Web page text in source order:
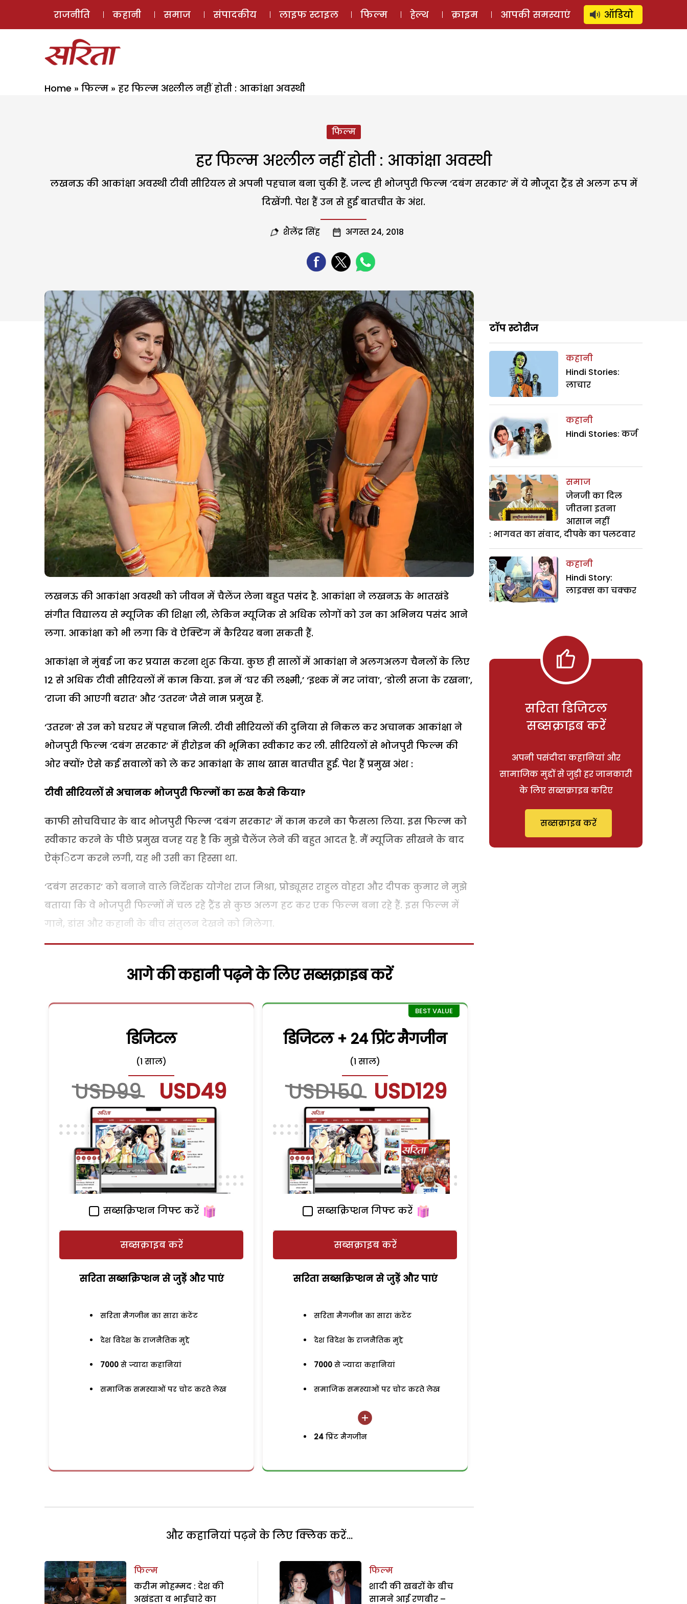
ई-मैगज़ीन ऑडियो स्टोरी लॉग इन ⚲ SUBSCRIBE
राजनीति कहानी समाज संपादकीय लाइफ स्टाइल फिल्म हेल्थ क्राइम आपकी समस्याएं ऑडियो
Home » फिल्म » हर फिल्म अश्लील नहीं होती : आकांक्षा अवस्थी
फिल्म
हर फिल्म अश्लील नहीं होती : आकांक्षा अवस्थी
लखनऊ की आकांक्षा अवस्थी टीवी सीरियल से अपनी पहचान बना चुकी हैं. जल्द ही भोजपुरी फिल्म ‘दबंग सरकार’ में ये मौजूदा ट्रैंड से अलग रूप में
दिखेंगी. पेश हैं उन से हुई बातचीत के अंश.
शैलेंद्र सिंह अगस्त 24, 2018
लखनऊ की आकांक्षा अवस्थी को जीवन में चैलेंज लेना बहुत पसंद है. आकांक्षा ने लखनऊ के भातखंडे
संगीत विद्यालय से म्यूजिक की शिक्षा ली, लेकिन म्यूजिक से अधिक लोगों को उन का अभिनय पसंद आने
लगा. आकांक्षा को भी लगा कि वे ऐक्टिंग में कैरियर बना सकती हैं.
आकांक्षा ने मुंबई जा कर प्रयास करना शुरू किया. कुछ ही सालों में आकांक्षा ने अलगअलग चैनलों के लिए
12 से अधिक टीवी सीरियलों में काम किया. इन में ‘घर की लक्ष्मी,’ ‘इश्क में मर जांवा’, ‘डोली सजा के रखना’,
‘राजा की आएगी बरात’ और ‘उतरन’ जैसे नाम प्रमुख हैं.
‘उतरन’ से उन को घरघर में पहचान मिली. टीवी सीरियलों की दुनिया से निकल कर अचानक आकांक्षा ने
भोजपुरी फिल्म ‘दबंग सरकार’ में हीरोइन की भूमिका स्वीकार कर ली. सीरियलों से भोजपुरी फिल्म की
ओर क्यों? ऐसे कई सवालों को ले कर आकांक्षा के साथ खास बातचीत हुई. पेश हैं प्रमुख अंश :
टीवी सीरियलों से अचानक भोजपुरी फिल्मों का रुख कैसे किया?
काफी सोचविचार के बाद भोजपुरी फिल्म ‘दबंग सरकार’ में काम करने का फैसला लिया. इस फिल्म को
स्वीकार करने के पीछे प्रमुख वजह यह है कि मुझे चैलेंज लेने की बहुत आदत है. मैं म्यूजिक सीखने के बाद
ऐक्ंिटग करने लगी, यह भी उसी का हिस्सा था.
‘दबंग सरकार’ को बनाने वाले निर्देशक योगेश राज मिश्रा, प्रोड्यूसर राहुल वोहरा और दीपक कुमार ने मुझे
बताया कि वे भोजपुरी फिल्मों में चल रहे ट्रैंड से कुछ अलग हट कर एक फिल्म बना रहे हैं. इस फिल्म में
गाने, डांस और कहानी के बीच संतुलन देखने को मिलेगा.
आगे की कहानी पढ़ने के लिए सब्सक्राइब करें
डिजिटल
(1 साल)
USD99 USD49
सब्सक्रिप्शन गिफ्ट करें
सब्सक्राइब करें
सरिता सब्सक्रिप्शन से जुड़ेें और पाएं
सरिता मैगजीन का सारा कंटेंट
देश विदेश के राजनैतिक मुद्दे
7000 से ज्यादा कहानियां
समाजिक समस्याओं पर चोट करते लेख
डिजिटल + 24 प्रिंट मैगजीन
(1 साल)
USD150 USD129
सब्सक्रिप्शन गिफ्ट करें
सब्सक्राइब करें
सरिता सब्सक्रिप्शन से जुड़ेें और पाएं
सरिता मैगजीन का सारा कंटेंट
देश विदेश के राजनैतिक मुद्दे
7000 से ज्यादा कहानियां
समाजिक समस्याओं पर चोट करते लेख
24 प्रिंट मैगजीन
और कहानियां पढ़ने के लिए क्लिक करें...
फिल्म
करीम मोहम्मद : देश की
अखंडता व भाईचारे का
फिल्म
शादी की खबरों के बीच
सामने आई रणबीर –
टॉप स्टोरीज
कहानी
Hindi Stories:
लाचार
कहानी
Hindi Stories: कर्ज
समाज
जेनजी का दिल
जीतना इतना
आसान नहीं
: भागवत का संवाद, दीपके का पलटवार
कहानी
Hindi Story:
लाइक्स का चक्कर
सरिता डिजिटल
सब्सक्राइब करें
अपनी पसंदीदा कहानियां और
सामाजिक मुद्दों से जुड़ी हर जानकारी
के लिए सब्सक्राइब करिए
सब्सक्राइब करें